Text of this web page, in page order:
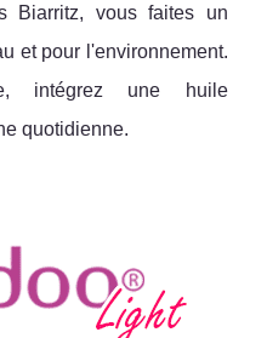
Biarritz, vous faites un
et pour l'environnement.
intégrez une huile
quotidienne.